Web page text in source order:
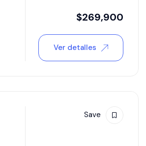
$269,900
Ver detalles
Save